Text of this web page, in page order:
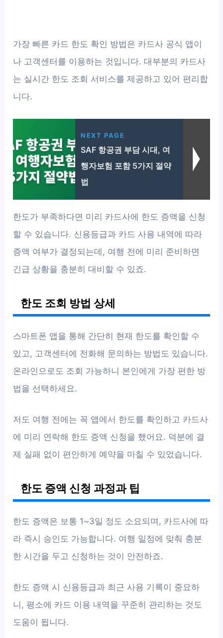
가장 빠른 카드 한도 확인 방법은 카드사 공식 앱이
나 고객센터를 이용하는 것입니다. 대부분의 카드사
는 실시간 한도 조회 서비스를 제공하고 있어 편리합
니다.
NEXT PAGE
SAF 항공권 부담 시대, 여
행자보험 포함 5가지 절약
법
한도가 부족하다면 미리 카드사에 한도 증액을 신청
할 수 있습니다. 신용등급과 카드 사용 내역에 따라
증액 여부가 결정되는데, 여행 전에 미리 준비하면
긴급 상황을 충분히 대비할 수 있죠.
한도 조회 방법 상세
스마트폰 앱을 통해 간단히 현재 한도를 확인할 수
있고, 고객센터에 전화해 문의하는 방법도 있습니다.
온라인으로도 조회 가능하니 본인에게 가장 편한 방
법을 선택하세요.
저도 여행 전에는 꼭 앱에서 한도를 확인하고 카드사
에 미리 연락해 한도 증액 신청을 했어요. 덕분에 결
제 실패 없이 편안하게 예약을 마칠 수 있었습니다.
한도 증액 신청 과정과 팁
한도 증액은 보통 1~3일 정도 소요되며, 카드사에 따
라 즉시 승인도 가능합니다. 여행 일정에 맞춰 충분
한 시간을 두고 신청하는 것이 안전하죠.
한도 증액 시 신용등급과 최근 사용 기록이 중요하
니, 평소에 카드 이용 내역을 꾸준히 관리하는 것도
도움이 됩니다.